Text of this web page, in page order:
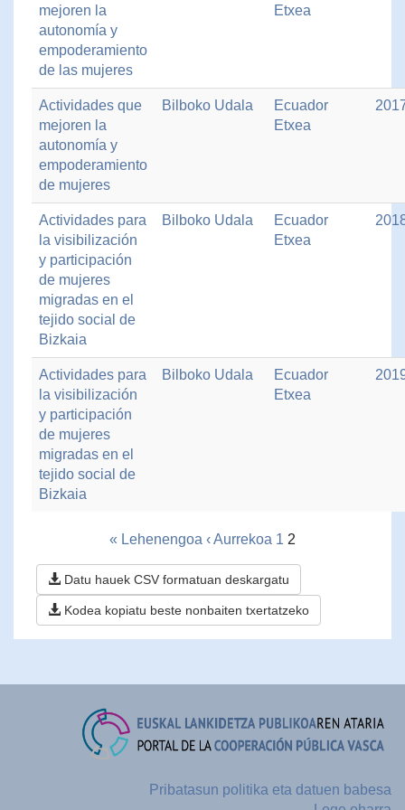
mejoren la
autonomía y
empoderamiento
de las mujeres
Etxea
Actividades que
mejoren la
autonomía y
empoderamiento
de mujeres
Bilboko Udala
Ecuador
Etxea
Actividades para
la visibilización
y participación
de mujeres
migradas en el
tejido social de
Bizkaia
Bilboko Udala
Ecuador
Etxea
Actividades para
la visibilización
y participación
de mujeres
migradas en el
tejido social de
Bizkaia
Bilboko Udala
Ecuador
Etxea
« Lehenengoa ‹ Aurrekoa 1 2
Datu hauek CSV formatuan deskargatu
Kodea kopiatu beste nonbaiten txertatzeko
Pribatasun politika eta datuen babesa